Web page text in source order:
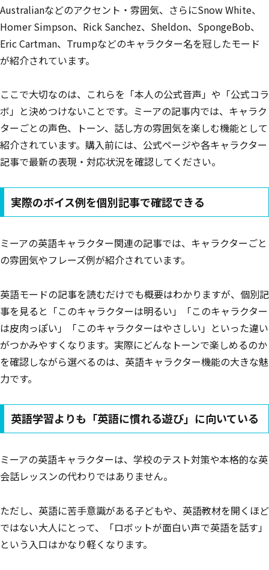
Australianなどのアクセント・雰囲気、さらにSnow White、
Homer Simpson、Rick Sanchez、Sheldon、SpongeBob、
Eric Cartman、Trumpなどのキャラクター名を冠したモード
が紹介されています。
ここで大切なのは、これらを「本人の公式音声」や「公式コラ
ボ」と決めつけないことです。ミーアの記事内では、キャラク
ターごとの声色、トーン、話し方の雰囲気を楽しむ機能として
紹介されています。購入前には、公式ページや各キャラクター
記事で最新の表現・対応状況を確認してください。
実際のボイス例を個別記事で確認できる
ミーアの英語キャラクター関連の記事では、キャラクターごと
の雰囲気やフレーズ例が紹介されています。
英語モードの記事を読むだけでも概要はわかりますが、個別記
事を見ると「このキャラクターは明るい」「このキャラクター
は皮肉っぽい」「このキャラクターはやさしい」といった違い
がつかみやすくなります。実際にどんなトーンで楽しめるのか
を確認しながら選べるのは、英語キャラクター機能の大きな魅
力です。
英語学習よりも「英語に慣れる遊び」に向いている
ミーアの英語キャラクターは、学校のテスト対策や本格的な英
会話レッスンの代わりではありません。
ただし、英語に苦手意識がある子どもや、英語教材を開くほど
ではない大人にとって、「ロボットが面白い声で英語を話す」
という入口はかなり軽くなります。